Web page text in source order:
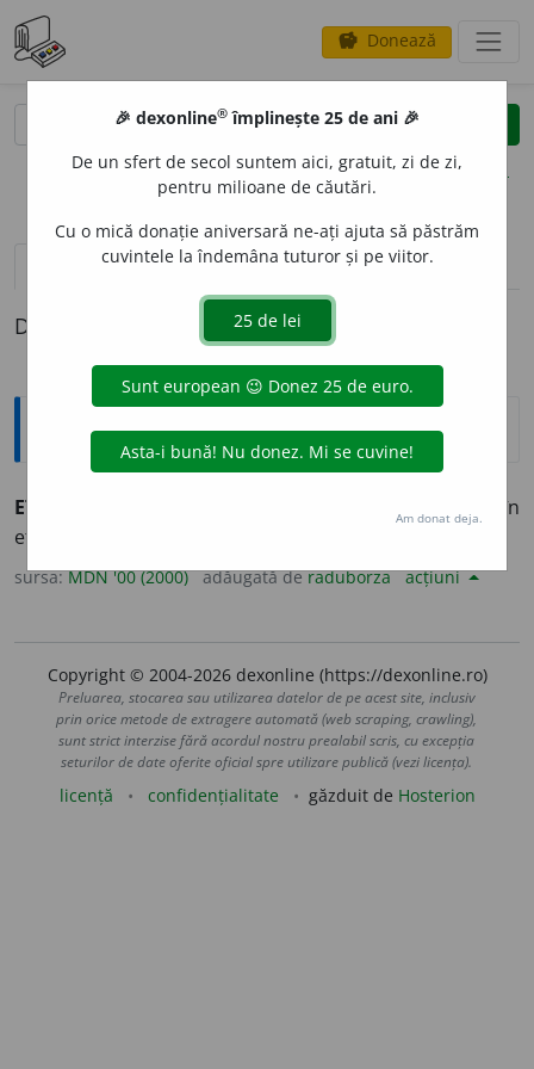
savings Donează
clear
opțiuni
definiții (1)
Definiția cu ID-ul 463628:
Explicative DEX
ETERIFIC
a transforma un alcool sau un acid în
eter. (după
sursa:MDN '00 (2000) adăugată deraduborza acțiuni
Copyright © 2004-2026 dexonline (https://dexonline.ro)
Preluarea, stocarea sau utilizarea datelor de pe acest site, inclusiv
prin orice metode de extragere automată (web scraping, crawling),
sunt strict interzise fără acordul nostru prealabil scris, cu excepția
seturilor de date oferite oficial spre utilizare publică (vezi licența).
licență confidențialitate găzduit de Hosterion
🎉 dexonline® împlinește 25 de ani 🎉
De un sfert de secol suntem aici, gratuit, zi de zi,
pentru milioane de căutări.
Cu o mică donație aniversară ne-ați ajuta să păstrăm
cuvintele la îndemâna tuturor și pe viitor.
Am donat deja.